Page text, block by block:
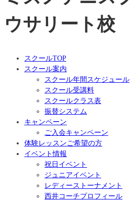
ウサリート校
スクールTOP
スクール案内
スクール年間スケジュール
スクール受講料
スクールクラス表
振替システム
キャンペーン
ご入会キャンペーン
体験レッスンご希望の方
イベント情報
祝日イベント
ジュニアイベント
レディーストーナメント
西井コーチプロフィール